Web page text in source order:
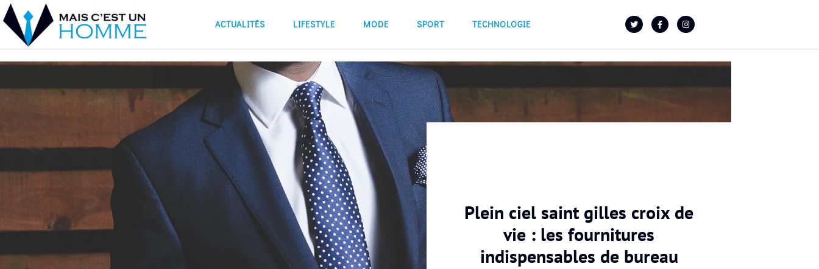
ACTUALITÉS LIFESTYLE MODE SPORT TECHNOLOGIE
Plein ciel saint gilles croix de
vie : les fournitures
indispensables de bureau